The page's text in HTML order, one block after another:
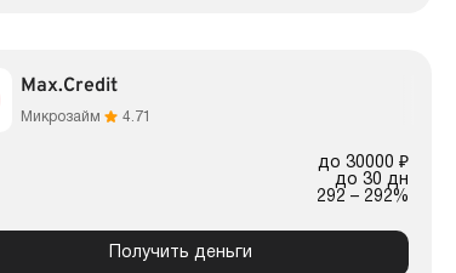
Max.Credit
Микрозайм 4.71
до 30000 ₽
до 30 дн
292 – 292%
Получить деньги